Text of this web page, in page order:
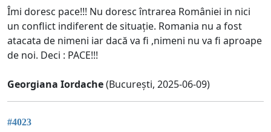
Îmi doresc pace!!! Nu doresc întrarea României in nici
un conflict indiferent de situație. Romania nu a fost
atacata de nimeni iar dacă va fi ,nimeni nu va fi aproape
de noi. Deci : PACE!!!
Georgiana Iordache(București, 2025-06-09)
#4023